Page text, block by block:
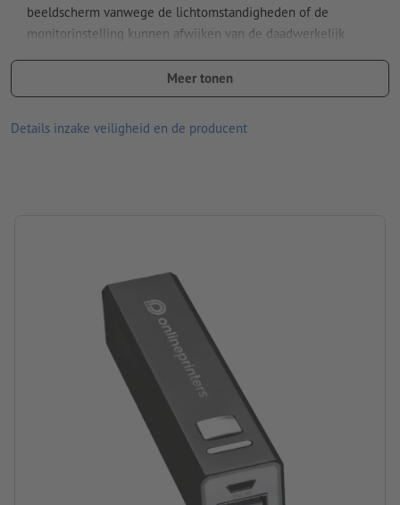
beeldscherm vanwege de lichtomstandigheden of de
monitorinstelling kunnen afwijken van de daadwerkelijk
Informatie: capaciteit van 2.200 mAh, USB kabel
Materiaal: aluminium
verwerking: lasergegraveerd motief
Graveerpositie: Aan één kant
Meer tonen
Details inzake veiligheid en de producent